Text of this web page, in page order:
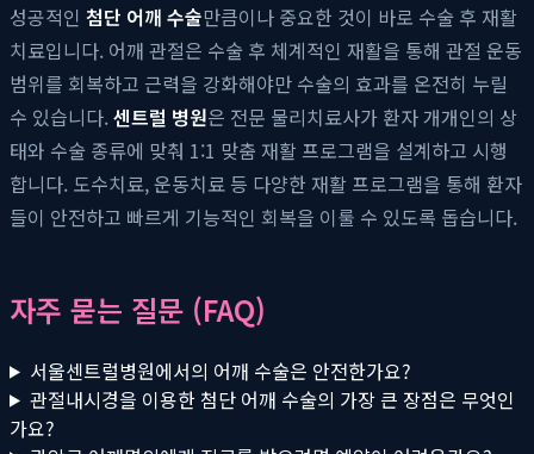
성공적인 첨단 어깨 수술만큼이나 중요한 것이 바로 수술 후 재활
치료입니다. 어깨 관절은 수술 후 체계적인 재활을 통해 관절 운동
범위를 회복하고 근력을 강화해야만 수술의 효과를 온전히 누릴
수 있습니다.센트럴 병원은 전문 물리치료사가 환자 개개인의 상
태와 수술 종류에 맞춰 1:1 맞춤 재활 프로그램을 설계하고 시행
합니다. 도수치료, 운동치료 등 다양한 재활 프로그램을 통해 환자
들이 안전하고 빠르게 기능적인 회복을 이룰 수 있도록 돕습니다.
자주 묻는 질문 (FAQ)
서울센트럴병원에서의 어깨 수술은 안전한가요?
관절내시경을 이용한 첨단 어깨 수술의 가장 큰 장점은 무엇인
가요?